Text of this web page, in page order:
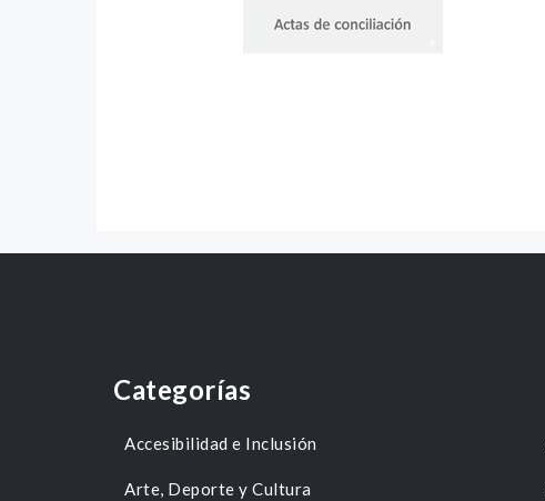
Categorías
Accesibilidad e Inclusión
Arte, Deporte y Cultura